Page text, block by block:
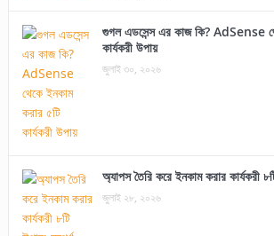
গুগল এডসেন্স এর কাজ কি? AdSense
কার্যকরী উপায়
জুলাই ৩০, ২০২৬
অ্যাপস তৈরি করে ইনকাম করার কার্যকরী
জুলাই ২৮, ২০২৬